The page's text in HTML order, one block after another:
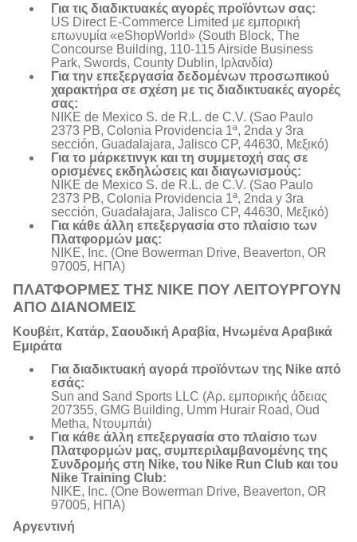
Για τις διαδικτυακές αγορές προϊόντων σας:
US Direct E-Commerce Limited με εμπορική
επωνυμία «eShopWorld» (South Block, The
Concourse Building, 110-115 Airside Business
Park, Swords, County Dublin, Ιρλανδία)
Για την επεξεργασία δεδομένων προσωπικού
χαρακτήρα σε σχέση με τις διαδικτυακές αγορές
σας:
NIKE de Mexico S. de R.L. de C.V. (Sao Paulo
2373 PB, Colonia Providencia 1ª, 2nda y 3ra
sección, Guadalajara, Jalisco CP, 44630, Μεξικό)
Για το μάρκετινγκ και τη συμμετοχή σας σε
ορισμένες εκδηλώσεις και διαγωνισμούς:
NIKE de Mexico S. de R.L. de C.V. (Sao Paulo
2373 PB, Colonia Providencia 1ª, 2nda y 3ra
sección, Guadalajara, Jalisco CP, 44630, Μεξικό)
Για κάθε άλλη επεξεργασία στο πλαίσιο των
Πλατφορμών μας:
NIKE, Inc. (One Bowerman Drive, Beaverton, OR
97005, ΗΠΑ)
ΠΛΑΤΦΟΡΜΕΣ ΤΗΣ NIKE ΠΟΥ ΛΕΙΤΟΥΡΓΟΥΝ
ΑΠΟ ΔΙΑΝΟΜΕΙΣ
Κουβέιτ, Κατάρ, Σαουδική Αραβία, Ηνωμένα Αραβικά
Εμιράτα
Για διαδικτυακή αγορά προϊόντων της Nike από
εσάς:
Sun and Sand Sports LLC (Αρ. εμπορικής άδειας
207355, GMG Building, Umm Hurair Road, Oud
Metha, Ντουμπάι)
Για κάθε άλλη επεξεργασία στο πλαίσιο των
Πλατφορμών μας, συμπεριλαμβανομένης της
Συνδρομής στη Nike, του Nike Run Club και του
Nike Training Club:
NIKE, Inc. (One Bowerman Drive, Beaverton, OR
97005, ΗΠΑ)
Αργεντινή